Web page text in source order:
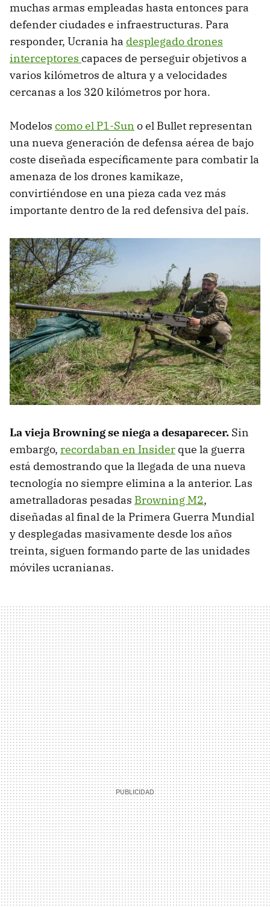
muchas armas empleadas hasta entonces para
defender ciudades e infraestructuras. Para
responder, Ucrania ha desplegado drones
interceptores capaces de perseguir objetivos a
varios kilómetros de altura y a velocidades
cercanas a los 320 kilómetros por hora.
Modelos como el P1-Sun o el Bullet representan
una nueva generación de defensa aérea de bajo
coste diseñada específicamente para combatir la
amenaza de los drones kamikaze,
convirtiéndose en una pieza cada vez más
importante dentro de la red defensiva del país.
La vieja Browning se niega a desaparecer. Sin
embargo, recordaban en Insider que la guerra
está demostrando que la llegada de una nueva
tecnología no siempre elimina a la anterior. Las
ametralladoras pesadas Browning M2,
diseñadas al final de la Primera Guerra Mundial
y desplegadas masivamente desde los años
treinta, siguen formando parte de las unidades
móviles ucranianas.